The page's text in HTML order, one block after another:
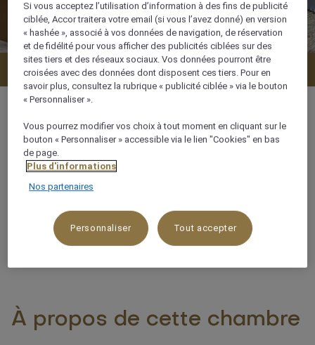
Vérifier la disponibilité
55 m²
Vue sur la montagne,Vue panoramique
3 x
À propos de cette chambre
Si vous acceptez l’utilisation d’information à des fins de publicité
ciblée, Accor traitera votre email (si vous l’avez donné) en version
« hashée », associé à vos données de navigation, de réservation
et de fidélité pour vous afficher des publicités ciblées sur des
sites tiers et des réseaux sociaux. Vos données pourront être
croisées avec des données dont disposent ces tiers. Pour en
savoir plus, consultez la rubrique « publicité ciblée » via le bouton
« Personnaliser ».
Vous pourrez modifier vos choix à tout moment en cliquant sur le
bouton « Personnaliser » accessible via le lien "Cookies" en bas
de page.
Plus d'informations
Nos partenaires
Personnaliser Tout accepter